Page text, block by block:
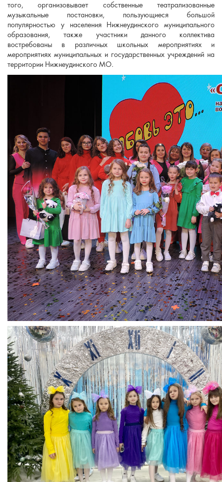
того, организовывает собственные театрализованные
музыкальные постановки, пользующиеся большой
популярностью у населения Нижнеудинского муниципального
образования, также участники данного коллектива
востребованы в различных школьных мероприятиях и
мероприятиях муниципальных и государственных учреждений на
территории Нижнеудинского МО.